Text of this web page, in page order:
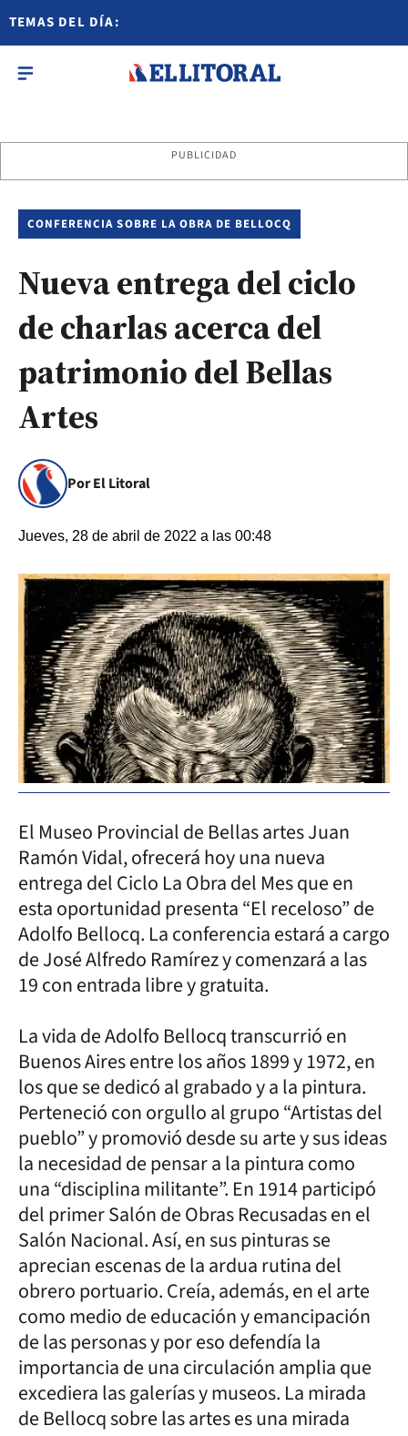
TEMAS DEL DÍA:
PUBLICIDAD
CONFERENCIA SOBRE LA OBRA DE BELLOCQ
Nueva entrega del ciclo
de charlas acerca del
patrimonio del Bellas
Artes
Por El Litoral
Jueves, 28 de abril de 2022 a las 00:48
El Museo Provincial de Bellas artes Juan
Ramón Vidal, ofrecerá hoy una nueva
entrega del Ciclo La Obra del Mes que en
esta oportunidad presenta “El receloso” de
Adolfo Bellocq. La conferencia estará a cargo
de José Alfredo Ramírez y comenzará a las
19 con entrada libre y gratuita.
La vida de Adolfo Bellocq transcurrió en
Buenos Aires entre los años 1899 y 1972, en
los que se dedicó al grabado y a la pintura.
Perteneció con orgullo al grupo “Artistas del
pueblo” y promovió desde su arte y sus ideas
la necesidad de pensar a la pintura como
una “disciplina militante”. En 1914 participó
del primer Salón de Obras Recusadas en el
Salón Nacional. Así, en sus pinturas se
aprecian escenas de la ardua rutina del
obrero portuario. Creía, además, en el arte
como medio de educación y emancipación
de las personas y por eso defendía la
importancia de una circulación amplia que
excediera las galerías y museos. La mirada
de Bellocq sobre las artes es una mirada